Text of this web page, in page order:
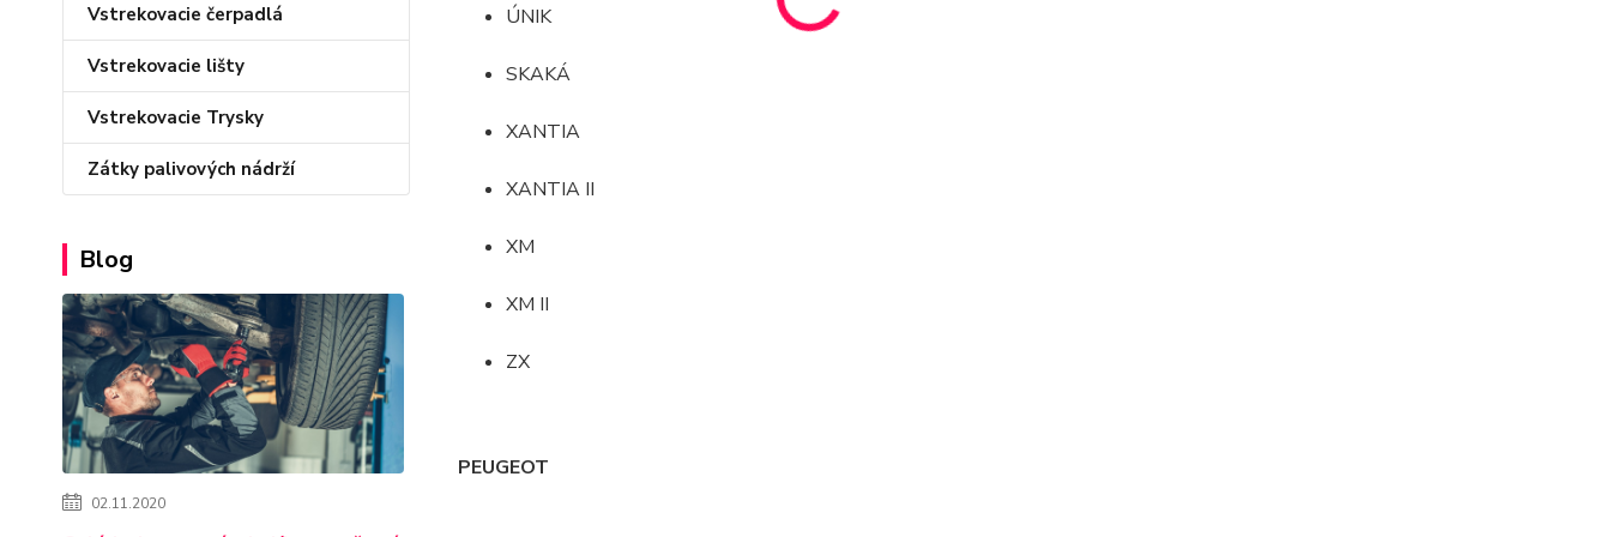
Vstrekovacie čerpadlá
Vstrekovacie lišty
Vstrekovacie Trysky
Zátky palivových nádrží
Blog
02.11.2020
ÚNIK
SKAKÁ
XANTIA
XANTIA II
XM
XM II
ZX
PEUGEOT